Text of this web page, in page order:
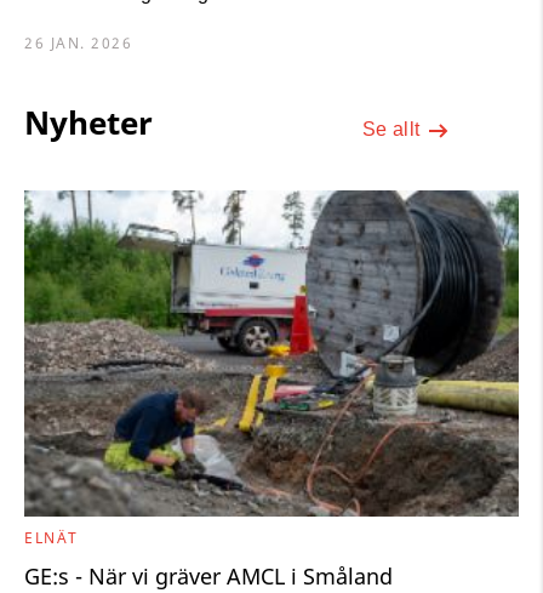
26 JAN. 2026
Nyheter Se allt
ELNÄT
GE:s - När vi gräver AMCL i Småland